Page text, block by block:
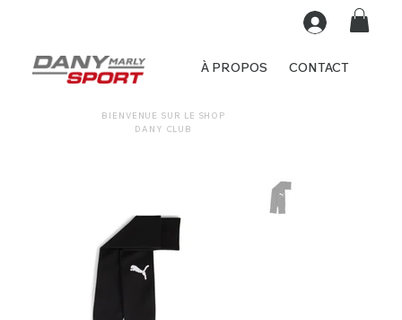
DANY CLUB
BIENVENUE SUR LE SHOP
À PROPOS CONTACT